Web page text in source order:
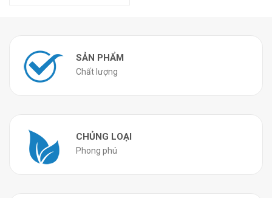
SẢN PHẨM
Chất lượng
CHỦNG LOẠI
Phong phú